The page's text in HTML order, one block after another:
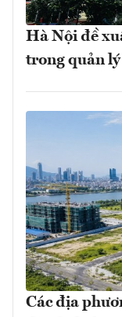
Hà Nội đề
trong quản
Các địa